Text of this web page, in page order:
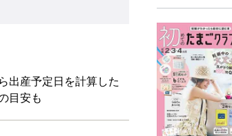
出産予定日を計算した
目安も